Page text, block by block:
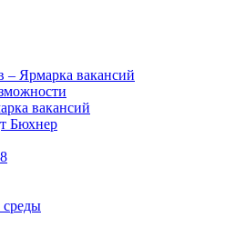
– Ярмарка вакансий
вакансий
Бюхнер